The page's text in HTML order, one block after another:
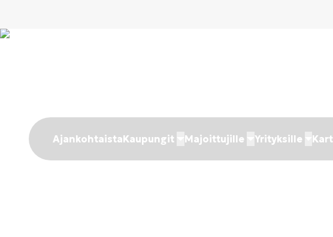
AjankohtaistaKaupungit Majoittujille Yrityksille